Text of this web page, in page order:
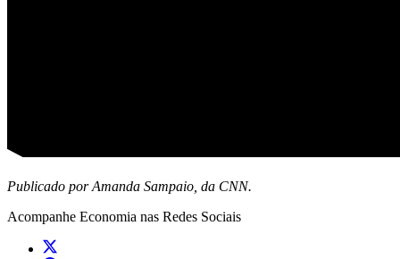
Publicado por Amanda Sampaio, da CNN.
Acompanhe Economia nas Redes Sociais